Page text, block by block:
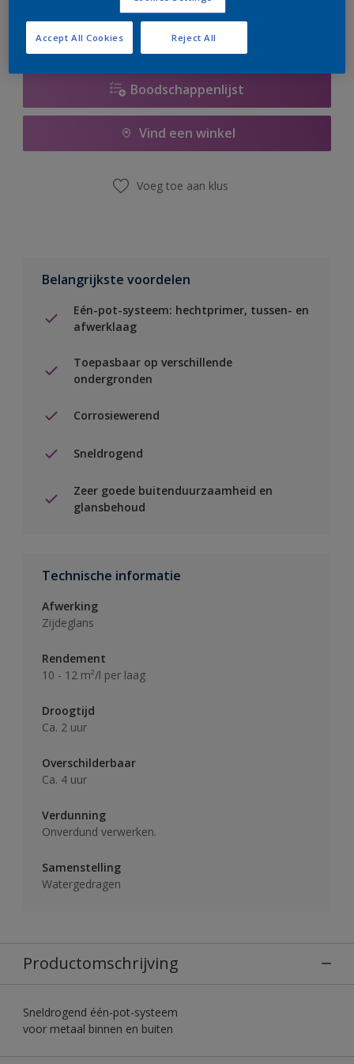
Boodschappenlijst
Vind een winkel
Voeg toe aan klus
Belangrijkste voordelen
Eén-pot-systeem: hechtprimer, tussen- en
afwerklaag
Toepasbaar op verschillende
ondergronden
Corrosiewerend
Sneldrogend
Zeer goede buitenduurzaamheid en
glansbehoud
Technische informatie
Afwerking
Zijdeglans
Rendement
10 - 12 m²/l per laag
Droogtijd
Ca. 2 uur
Overschilderbaar
Ca. 4 uur
Verdunning
Onverdund verwerken.
Samenstelling
Watergedragen
Productomschrijving
Sneldrogend één-pot-systeem
voor metaal binnen en buiten
Reject All
Accept All Cookies